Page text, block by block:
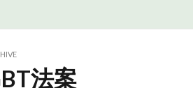
法案